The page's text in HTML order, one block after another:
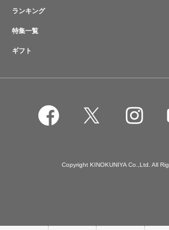
ランキング
特集一覧
ギフト
Copyright KINOKUNIYA Co.,Ltd. All